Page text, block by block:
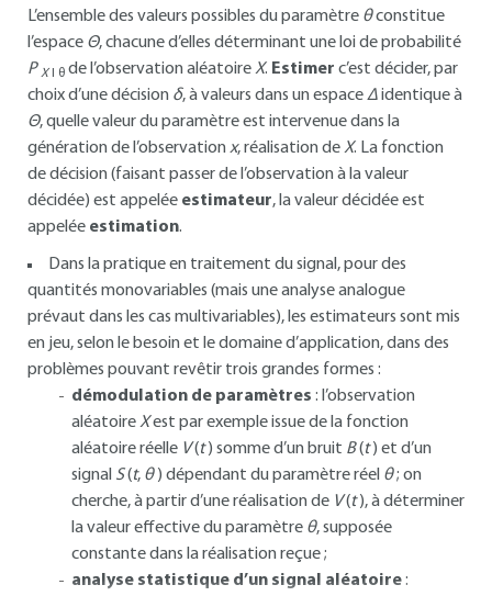
L’ensemble des valeurs possibles du paramètre θconstitue
l’espace Θ, chacune d’elles déterminant une loi de probabilité
P XI θ de l’observation aléatoireX. Estimer c’est décider, par
choix d’une décision δ, à valeurs dans un espaceΔidentique à
Θ, quelle valeur du paramètre est intervenue dans la
génération de l’observation x, réalisation deX. La fonction
de décision (faisant passer de l’observation à la valeur
décidée) est appelée estimateur, la valeur décidée est
appelée estimation.
Dans la pratique en traitement du signal, pour des
quantités monovariables (mais une analyse analogue
prévaut dans les cas multivariables), les estimateurs sont mis
en jeu, selon le besoin et le domaine d’application, dans des
problèmes pouvant revêtir trois grandes formes :
démodulation de paramètres : l’observation
aléatoireXest par exemple issue de la fonction
aléatoire réelle V(t) somme d’un bruit B(t) et d’un
signal S(t, θ) dépendant du paramètre réel θ; on
cherche, à partir d’une réalisation de V(t), à déterminer
la valeur effective du paramètre θ, supposée
constante dans la réalisation reçue ;
analyse statistique d’un signal aléatoire: